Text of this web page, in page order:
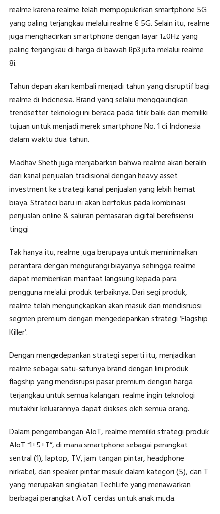
realme karena realme telah mempopulerkan smartphone 5G
yang paling terjangkau melalui realme 8 5G. Selain itu, realme
juga menghadirkan smartphone dengan layar 120Hz yang
paling terjangkau di harga di bawah Rp3 juta melalui realme
8i.
Tahun depan akan kembali menjadi tahun yang disruptif bagi
realme di Indonesia. Brand yang selalui menggaungkan
trendsetter teknologi ini berada pada titik balik dan memiliki
tujuan untuk menjadi merek smartphone No. 1 di Indonesia
dalam waktu dua tahun.
Madhav Sheth juga menjabarkan bahwa realme akan beralih
dari kanal penjualan tradisional dengan heavy asset
investment ke strategi kanal penjualan yang lebih hemat
biaya. Strategi baru ini akan berfokus pada kombinasi
penjualan online & saluran pemasaran digital berefisiensi
tinggi
Tak hanya itu, realme juga berupaya untuk meminimalkan
perantara dengan mengurangi biayanya sehingga realme
dapat memberikan manfaat langsung kepada para
pengguna melalui produk terbaiknya. Dari segi produk,
realme telah mengungkapkan akan masuk dan mendisrupsi
segmen premium dengan mengedepankan strategi ‘Flagship
Killer’.
Dengan mengedepankan strategi seperti itu, menjadikan
realme sebagai satu-satunya brand dengan lini produk
flagship yang mendisrupsi pasar premium dengan harga
terjangkau untuk semua kalangan. realme ingin teknologi
mutakhir keluarannya dapat diakses oleh semua orang.
Dalam pengembangan AIoT, realme memiliki strategi produk
AIoT “1+5+T”, di mana smartphone sebagai perangkat
sentral (1), laptop, TV, jam tangan pintar, headphone
nirkabel, dan speaker pintar masuk dalam kategori (5), dan T
yang merupakan singkatan TechLife yang menawarkan
berbagai perangkat AIoT cerdas untuk anak muda.